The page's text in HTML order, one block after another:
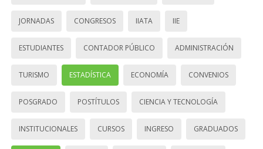
JORNADAS CONGRESOS IIATA IIE
ESTUDIANTES CONTADOR PÚBLICO ADMINISTRACIÓN
TURISMO ESTADÍSTICA ECONOMÍA CONVENIOS
POSGRADO POSTÍTULOS CIENCIA Y TECNOLOGÍA
INSTITUCIONALES CURSOS INGRESO GRADUADOS